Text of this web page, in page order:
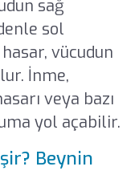
sağ
sol
vücudun
İnme,
veya bazı
yol açabilir.
Beynin